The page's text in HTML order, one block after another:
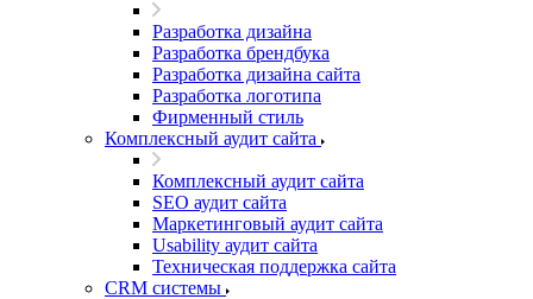
Разработка дизайна
Разработка брендбука
Разработка дизайна сайта
Разработка логотипа
Фирменный стиль
Комплексный аудит сайта
Комплексный аудит сайта
SEO аудит сайта
Маркетинговый аудит сайта
Usability аудит сайта
Техническая поддержка сайта
CRM системы